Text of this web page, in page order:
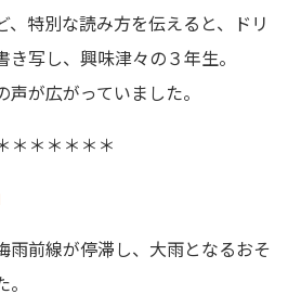
、特別な読み方を伝えると、ドリ
写し、興味津々の３年生。
声が広がっていました。
＊＊＊＊＊＊
雨前線が停滞し、大雨となるおそ